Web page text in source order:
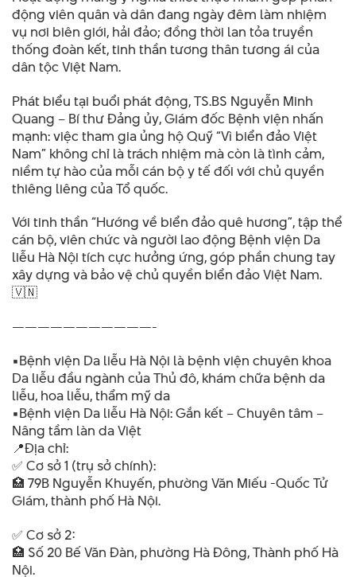
động viên quân và dân đang ngày đêm làm nhiệm
vụ nơi biên giới, hải đảo; đồng thời lan tỏa truyền
thống đoàn kết, tinh thần tương thân tương ái của
dân tộc Việt Nam.
Phát biểu tại buổi phát động, TS.BS Nguyễn Minh
Quang – Bí thư Đảng ủy, Giám đốc Bệnh viện nhấn
mạnh: việc tham gia ủng hộ Quỹ “Vì biển đảo Việt
Nam” không chỉ là trách nhiệm mà còn là tình cảm,
niềm tự hào của mỗi cán bộ y tế đối với chủ quyền
thiêng liêng của Tổ quốc.
Với tinh thần “Hướng về biển đảo quê hương”, tập thể
cán bộ, viên chức và người lao động Bệnh viện Da
liễu Hà Nội tích cực hưởng ứng, góp phần chung tay
xây dựng và bảo vệ chủ quyền biển đảo Việt Nam.
🇻🇳
———————————-
▪️Bệnh viện Da liễu Hà Nội là bệnh viện chuyên khoa
Da liễu đầu ngành của Thủ đô, khám chữa bệnh da
liễu, hoa liễu, thẩm mỹ da
▪️Bệnh viện Da liễu Hà Nội: Gắn kết – Chuyên tâm –
Nâng tầm làn da Việt
📍Địa chỉ:
✅ Cơ sở 1 (trụ sở chính):
🏥 79B Nguyễn Khuyến, phường Văn Miếu -Quốc Tử
Giám, thành phố Hà Nội.
✅ Cơ sở 2:
🏥 Số 20 Bế Văn Đàn, phường Hà Đông, Thành phố Hà
Nội.